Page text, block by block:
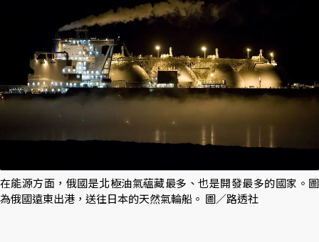
在能源方面，俄國是北極油氣蘊藏最多、也是開發最多的國家。圖
為俄國遠東出港，送往日本的天然氣輪船。 圖／路透社